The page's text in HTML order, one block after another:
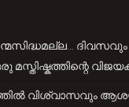
ജന്മസിദ്ധമല്ല…
മസ്തിഷ്കത്തിന്റെ
വിശ്വാസവും